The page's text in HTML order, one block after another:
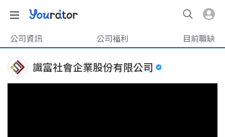
公司資訊 公司福利 目前職缺
識富社會企業股份有限公司